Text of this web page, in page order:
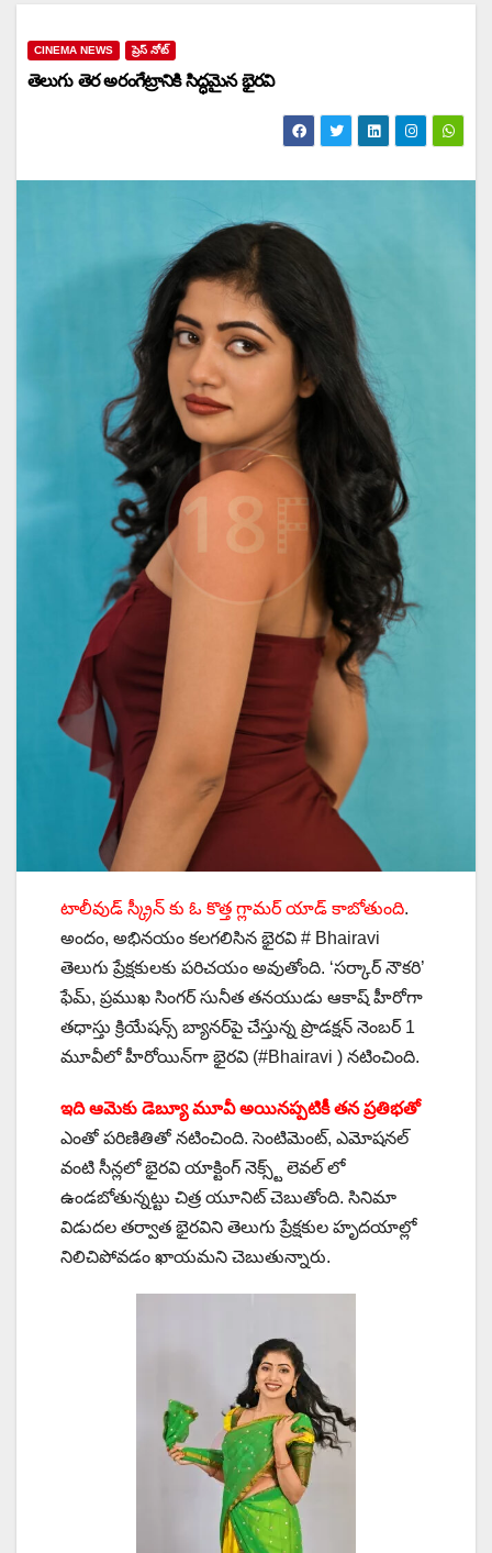
CINEMA NEWS ప్రెస్ నోట్
తెలుగు తెర‌ అరంగేట్రానికి సిద్ధమైన భైరవి
టాలీవుడ్ స్క్రీన్ కు ఓ కొత్త గ్లామర్ యాడ్ కాబోతుంది.
అందం, అభినయం కలగలిసిన భైరవి # Bhairavi
తెలుగు ప్రేక్షకులకు పరిచయం అవుతోంది. ‘సర్కార్ నౌకరి’
ఫేమ్, ప్రముఖ సింగర్ సునీత తనయుడు ఆకాష్ హీరోగా
తధాస్తు క్రియేషన్స్ బ్యాన‌ర్‌పై చేస్తున్న ప్రొడక్షన్ నెంబర్ 1
మూవీలో హీరోయిన్‌గా భైరవి (#Bhairavi ) నటించింది.
ఇది ఆమెకు డెబ్యూ మూవీ అయినప్పటికీ తన ప్రతిభతో
ఎంతో పరిణితితో నటించింది. సెంటిమెంట్, ఎమోషనల్
వంటి సీన్లలో భైరవి యాక్టింగ్ నెక్స్ట్ లెవల్ లో
ఉండబోతున్నట్టు చిత్ర యూనిట్ చెబుతోంది. సినిమా
విడుదల తర్వాత భైరవిని తెలుగు ప్రేక్షకుల హృదయాల్లో
నిలిచిపోవడం ఖాయమని చెబుతున్నారు.